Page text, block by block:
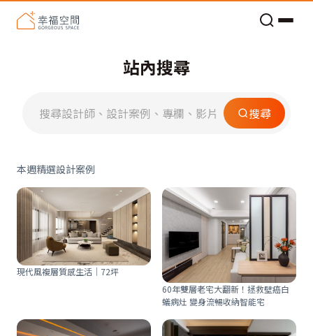
站內搜尋
搜尋
本週精選設計案例
現代風複層質感生活│72坪
60年雙層老宅大翻新！拯救壁癌白
蟻病灶 變身流暢收納智能宅